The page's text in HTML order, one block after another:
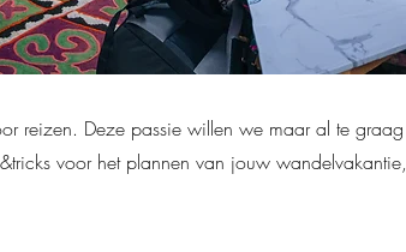
reizen. Deze passie willen we maar al te graag
voor het plannen van jouw wandelvakantie,